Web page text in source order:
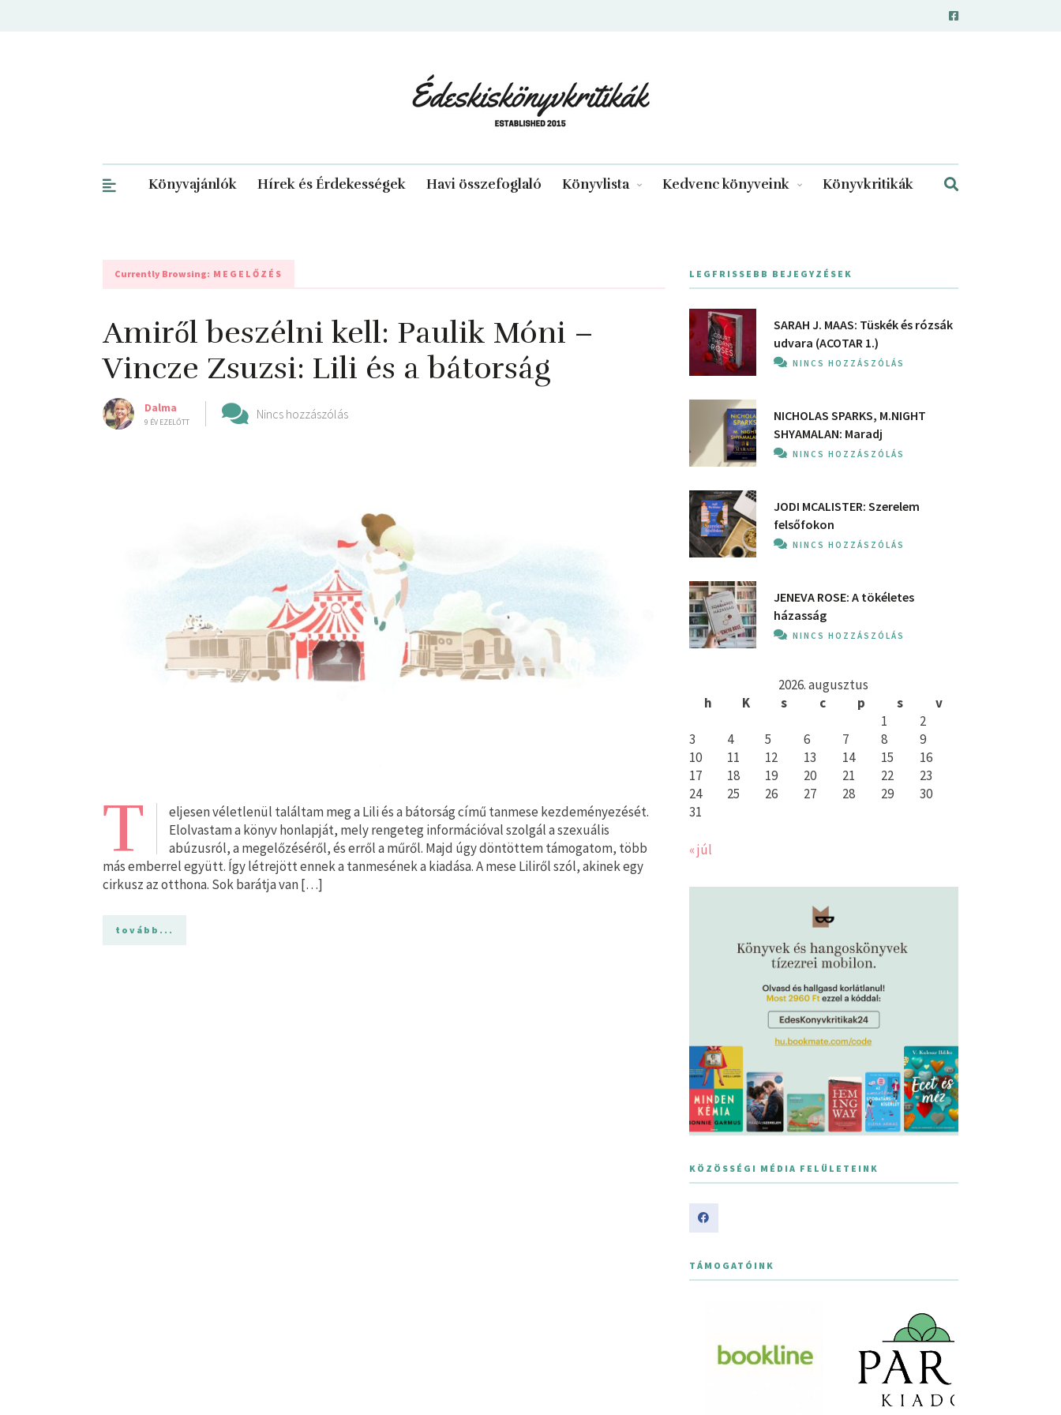
Könyvajánlók Hírek és Érdekességek Havi összefoglaló Könyvlista Kedvenc könyveink Könyvkritikák
Currently Browsing: MEGELŐZÉS
Amiről beszélni kell: Paulik Móni –
Vincze Zsuzsi: Lili és a bátorság
Dalma
9 ÉV EZELŐTT
Nincs hozzászólás
T
eljesen véletlenül találtam meg a Lili és a bátorság című tanmese kezdeményezését.
Elolvastam a könyv honlapját, mely rengeteg információval szolgál a szexuális
abúzusról, a megelőzéséről, és erről a műről. Majd úgy döntöttem támogatom, több
más emberrel együtt. Így létrejött ennek a tanmesének a kiadása. A mese Liliről szól, akinek egy
cirkusz az otthona. Sok barátja van […]
tovább...
LEGFRISSEBB BEJEGYZÉSEK
SARAH J. MAAS: Tüskék és rózsák
udvara (ACOTAR 1.)
NINCS HOZZÁSZÓLÁS
NICHOLAS SPARKS, M.NIGHT
SHYAMALAN: Maradj
NINCS HOZZÁSZÓLÁS
JODI MCALISTER: Szerelem
felsőfokon
NINCS HOZZÁSZÓLÁS
JENEVA ROSE: A ​tökéletes
házasság
NINCS HOZZÁSZÓLÁS
2026. augusztus
h
K s c p s
v
1
2
3
4 5 6 7 8
9
10
11 12 13 14 15
16
17
18 19 20 21 22
23
24
25 26 27 28 29
30
31
« júl
KÖZÖSSÉGI MÉDIA FELÜLETEINK
TÁMOGATÓINK